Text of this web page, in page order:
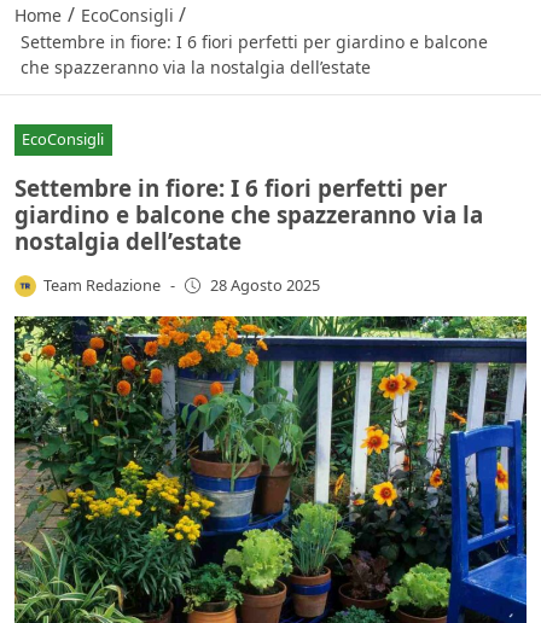
Home / EcoConsigli /
Settembre in fiore: I 6 fiori perfetti per giardino e balcone
che spazzeranno via la nostalgia dell’estate
EcoConsigli
Settembre in fiore: I 6 fiori perfetti per
giardino e balcone che spazzeranno via la
nostalgia dell’estate
Team Redazione - 28 Agosto 2025